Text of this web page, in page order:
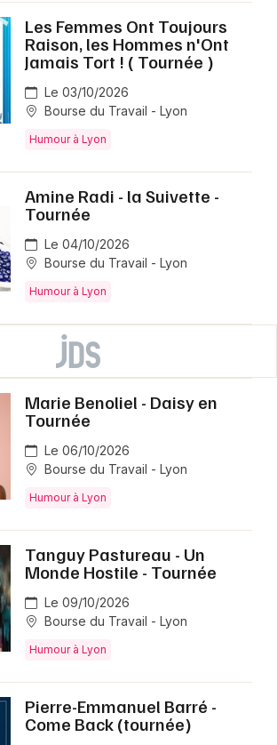
Les Femmes Ont Toujours
Raison, les Hommes n'Ont
Jamais Tort ! ( Tournée )
Le 03/10/2026
Bourse du Travail - Lyon
Humour à Lyon
Amine Radi - la Suivette -
Tournée
Le 04/10/2026
Bourse du Travail - Lyon
Humour à Lyon
Marie Benoliel - Daisy en
Tournée
Le 06/10/2026
Bourse du Travail - Lyon
Humour à Lyon
Tanguy Pastureau - Un
Monde Hostile - Tournée
Le 09/10/2026
Bourse du Travail - Lyon
Humour à Lyon
Pierre-Emmanuel Barré -
Come Back (tournée)